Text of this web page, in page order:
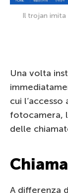
Il trojan imita
Una volta
cui
fotocamera,
delle
A differenza